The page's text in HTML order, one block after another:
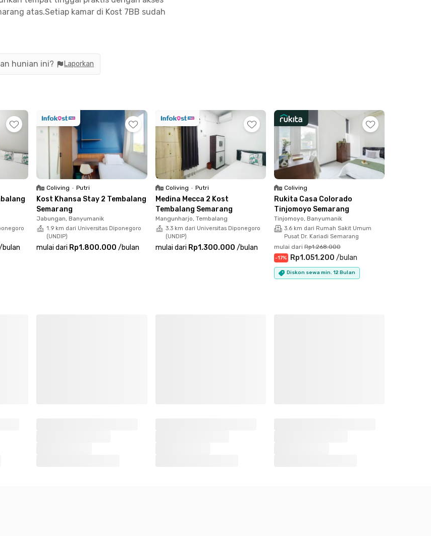
atas.Setiap kamar di Kost 7BB sudah
penghuni untuk memasak, sehingga
water heater untuk menunjang
memiliki akses yang sangat dekat ke
11 menit. Dengan fasilitas lengkap
bagi kamu yang mencari hunian aman,
hunian ini? Laporkan
bulan
Coliving • Putri
Kost Khansa Stay 2 Tembalang
Semarang
Jabungan, Banyumanik
1.9 km dari Universitas Diponegoro
(UNDIP)
mulai dari Rp1.800.000 /bulan
Coliving • Putri
Medina Mecca 2 Kost
Tembalang Semarang
Mangunharjo, Tembalang
3.3 km dari Universitas Diponegoro
(UNDIP)
mulai dari Rp1.300.000 /bulan
Coliving
Rukita Casa Colorado
Tinjomoyo Semarang
Tinjomoyo, Banyumanik
3.6 km dari Rumah Sakit Umum
Pusat Dr. Kariadi Semarang
mulai dari Rp1.268.000
-17% Rp1.051.200 /bulan
Diskon sewa min. 12 Bulan